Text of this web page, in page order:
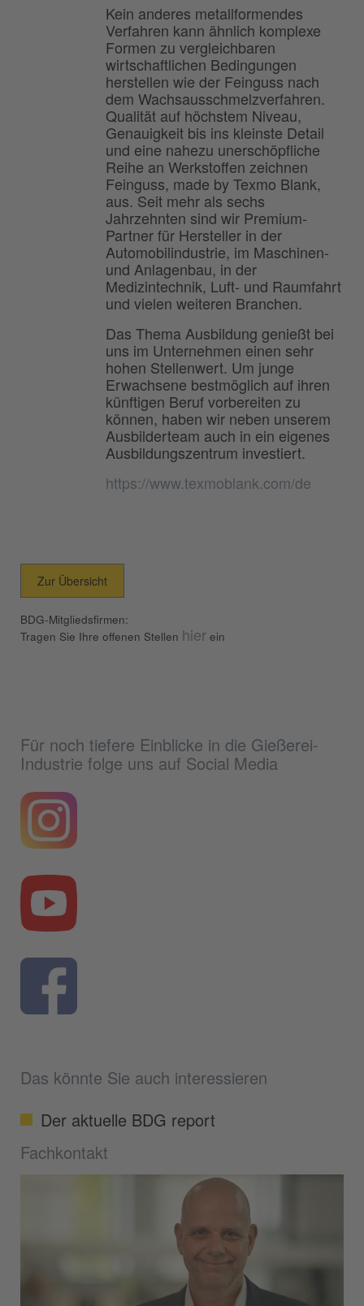
Kein anderes metallformendes
Verfahren kann ähnlich komplexe
Formen zu vergleichbaren
wirtschaftlichen Bedingungen
herstellen wie der Feinguss nach
dem Wachsausschmelzverfahren.
Qualität auf höchstem Niveau,
Genauigkeit bis ins kleinste Detail
und eine nahezu unerschöpfliche
Reihe an Werkstoffen zeichnen
Feinguss, made by Texmo Blank,
aus. Seit mehr als sechs
Jahrzehnten sind wir Premium-
Partner für Hersteller in der
Automobilindustrie, im Maschinen-
und Anlagenbau, in der
Medizintechnik, Luft- und Raumfahrt
und vielen weiteren Branchen.
Das Thema Ausbildung genießt bei
uns im Unternehmen einen sehr
hohen Stellenwert. Um junge
Erwachsene bestmöglich auf ihren
künftigen Beruf vorbereiten zu
können, haben wir neben unserem
Ausbilderteam auch in ein eigenes
Ausbildungszentrum investiert.
https://www.texmoblank.com/de
Zur Übersicht
BDG-Mitgliedsfirmen:
Tragen Sie Ihre offenen Stellen hier ein
Für noch tiefere Einblicke in die Gießerei-
Industrie folge uns auf Social Media
Das könnte Sie auch interessieren
Der aktuelle BDG report
Fachkontakt